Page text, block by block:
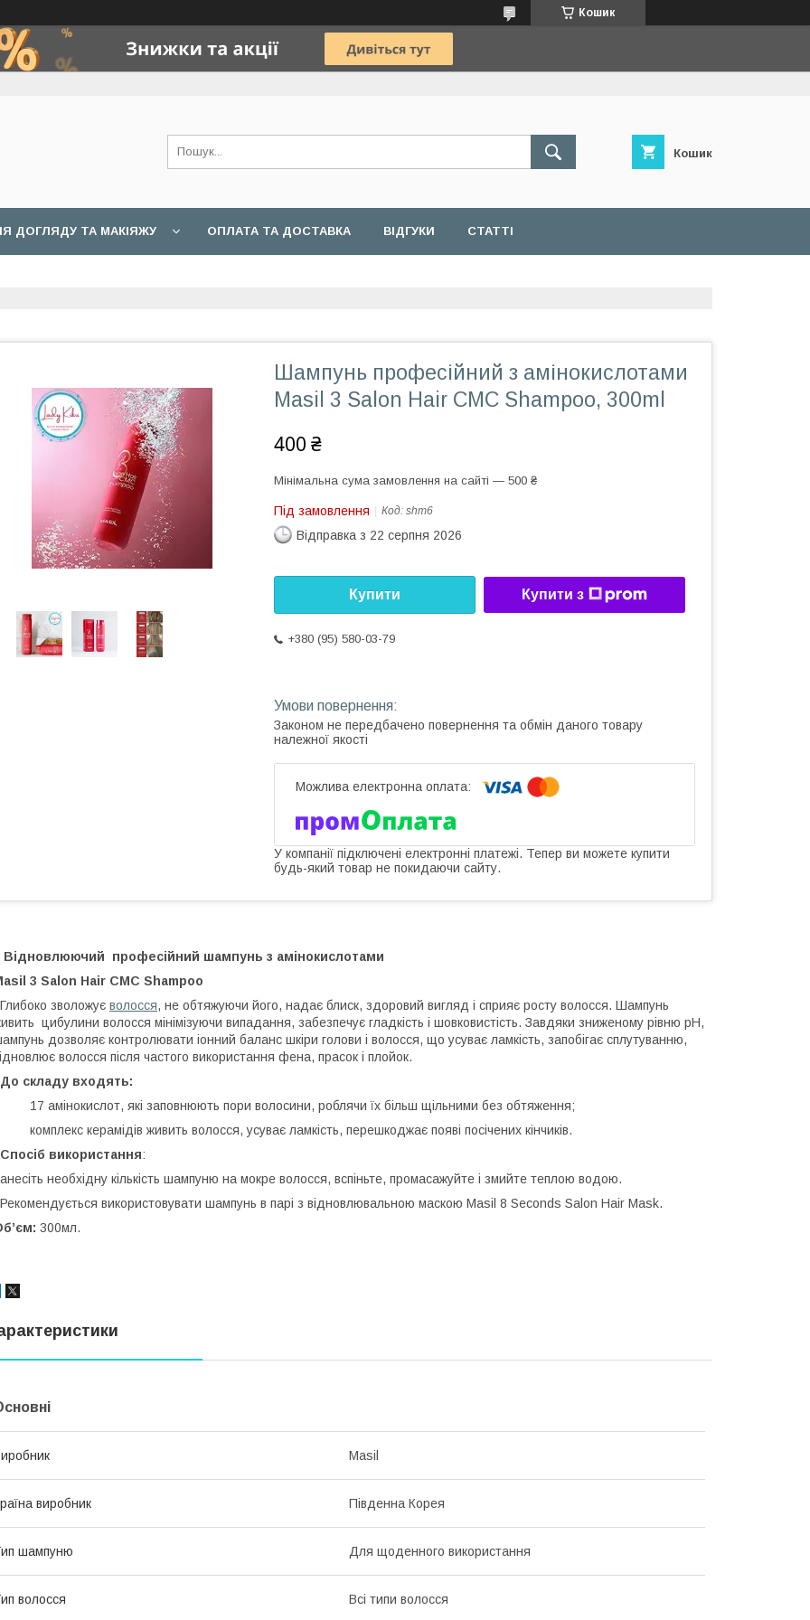
Кошик
Кошик
ДОГЛЯДУ ТА МАКІЯЖУ ОПЛАТА ТА ДОСТАВКА ВІДГУКИ СТАТТІ
Шампунь професійний з амінокислотами
Masil 3 Salon Hair CMC Shampoo, 300ml
400 ₴
Мінімальна сума замовлення на сайті — 500 ₴
Під замовлення Код: shm6
Відправка з 22 серпня 2026
Купити Купити з
+380 (95) 580-03-79
Законом не передбачено повернення та обмін даного товару
належної якості
У компанії підключені електронні платежі. Тепер ви можете купити
будь-який товар не покидаючи сайту.
Відновлюючий професійний шампунь з амінокислотами
3 Salon Hair CMC Shampoo
Глибоко зволожує волосся, не обтяжуючи його, надає блиск, здоровий вигляд і сприяє росту волосся. Шампунь
цибулини волосся мінімізуючи випадання, забезпечує гладкість і шовковистість. Завдяки зниженому рівню pH,
дозволяє контролювати іонний баланс шкіри голови і волосся, що усуває ламкість, запобігає сплутуванню,
волосся після частого використання фена, прасок і плойок.
До складу входять:
17 амінокислот, які заповнюють пори волосини, роблячи їх більш щільними без обтяження;
комплекс керамідів живить волосся, усуває ламкість, перешкоджає появі посічених кінчиків.
Спосіб використання:
необхідну кількість шампуню на мокре волосся, вспіньте, промасажуйте і змийте теплою водою.
Рекомендується використовувати шампунь в парі з відновлювальною маскою Masil 8 Seconds Salon Hair Mask.
300мл.
Masil
виробник Південна Корея
шампуню Для щоденного використання
волосся Всі типи волосся